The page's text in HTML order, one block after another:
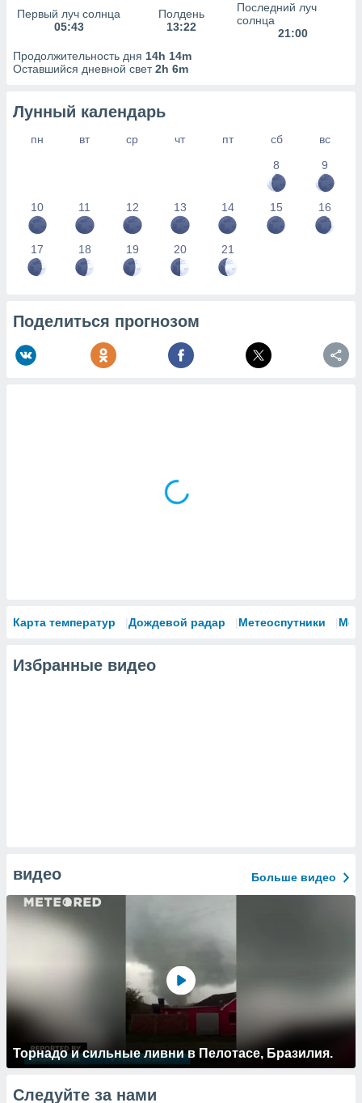
Первый луч солнца
05:43
Полдень
13:22
Последний луч
солнца
21:00
Продолжительность дня 14h 14m
Оставшийся дневной свет2h 6m
Лунный календарь
пн вт ср чт пт сб
вс
8
9
10 11 12 13 14 15 16
17 18 19 20 21
Поделиться прогнозом
Карта температур Дождевой радар Метеоспутники
Избранные видео
видео Больше видео
Торнадо и сильные ливни в Пелотасе, Бразилия.
Следуйте за нами